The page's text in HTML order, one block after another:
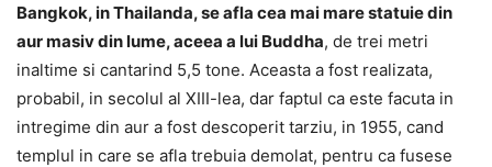
Bangkok, in Thailanda, se afla cea mai mare statuie din
aur masiv din lume, aceea a lui Buddha, de trei metri
inaltime si cantarind 5,5 tone. Aceasta a fost realizata,
probabil, in secolul al XIII-lea, dar faptul ca este facuta in
intregime din aur a fost descoperit tarziu, in 1955, cand
templul in care se afla trebuia demolat, pentru ca fusese